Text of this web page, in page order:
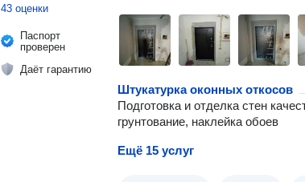
43 оценки
Паспорт
проверен
Даёт гарантию
Штукатурка оконных откосов
Подготовка и отделка стен
грунтование, наклейка обоев
Ещё 15 услуг